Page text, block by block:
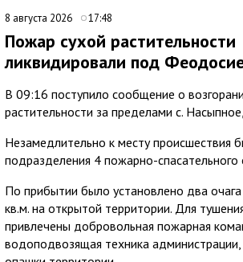
8 августа 2026 17:48
Пожар сухой растительности
ликвидировали под
В 09:16 поступило сообщение о
растительности за пределами с.
Незамедлительно к месту происшествия
подразделения 4 пожарно-спасательного
По прибытии было установлено два
кв.м. на открытой территории. Для
привлечены добровольная пожарная
водоподвозящая техника администрации,